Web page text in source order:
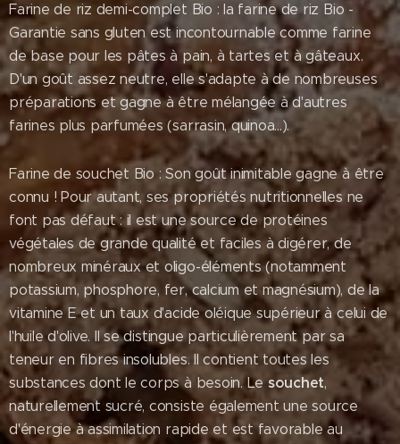
Farine de riz demi-complet Bio : la farine de riz Bio -
Garantie sans gluten est incontournable comme farine
de base pour les pâtes à pain, à tartes et à gâteaux.
D'un goût assez neutre, elle s'adapte à de nombreuses
préparations et gagne à être mélangée à d'autres
farines plus parfumées (sarrasin, quinoa...).
Farine de souchet Bio : Son goût inimitable gagne à être
connu ! Pour autant, ses propriétés nutritionnelles ne
font pas défaut : il est une source de protéines
végétales de grande qualité et faciles à digérer, de
nombreux minéraux et oligo-éléments (notamment
potassium, phosphore, fer, calcium et magnésium), de la
vitamine E et un taux d'acide oléique supérieur à celui de
l'huile d'olive. Il se distingue particulièrement par sa
teneur en fibres insolubles. Il contient toutes les
substances dont le corps à besoin. Lesouchet,
naturellement sucré, consiste également une source
d'énergie à assimilation rapide et est favorable au